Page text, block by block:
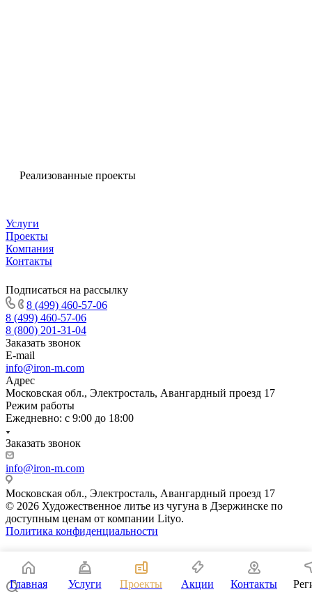
Реализованные проекты
Услуги
Проекты
Компания
Контакты
Подписаться на рассылку
8 (499) 460-57-06
8 (499) 460-57-06
8 (800) 201-31-04
Заказать звонок
E-mail
info@iron-m.com
Адрес
Московская обл., Электросталь, Авангардный проезд 17
Режим работы
Ежедневно: с 9:00 до 18:00
Заказать звонок
info@iron-m.com
Московская обл., Электросталь, Авангардный проезд 17
© 2026 Художественное литье из чугуна в Дзержинске по
доступным ценам от компании Lityo.
Политика конфиденциальности
Главная Услуги Проекты Акции Контакты